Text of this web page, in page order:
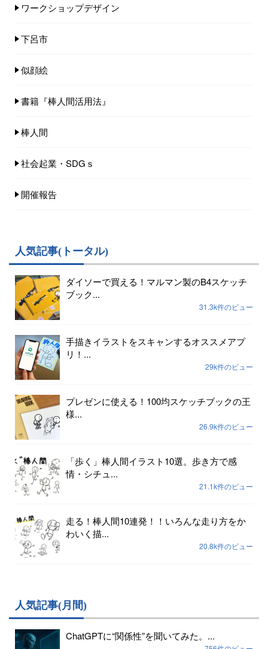
ワークショップデザイン
下呂市
似顔絵
書籍『棒人間活用法』
棒人間
社会起業・SDGｓ
開催報告
人気記事(トータル)
ダイソーで買える！マルマン製のB4スケッチ
ブック...
31.3k件のビュー
手描きイラストをスキャンするオススメアプ
リ！...
29k件のビュー
プレゼンに使える！100均スケッチブックの王
様...
26.9k件のビュー
「歩く」棒人間イラスト10選。歩き方で感
情・シチュ...
21.1k件のビュー
走る！棒人間10連発！！いろんな走り方をか
わいく描...
20.8k件のビュー
人気記事(月間)
ChatGPTに“関係性”を聞いてみた。...